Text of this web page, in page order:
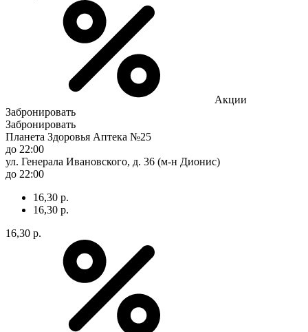
Акции
Забронировать
Забронировать
Планета Здоровья Аптека №25
до 22:00
ул. Генерала Ивановского, д. 36 (м-н Дионис)
до 22:00
16,30 р.
16,30 р.
16,30 р.